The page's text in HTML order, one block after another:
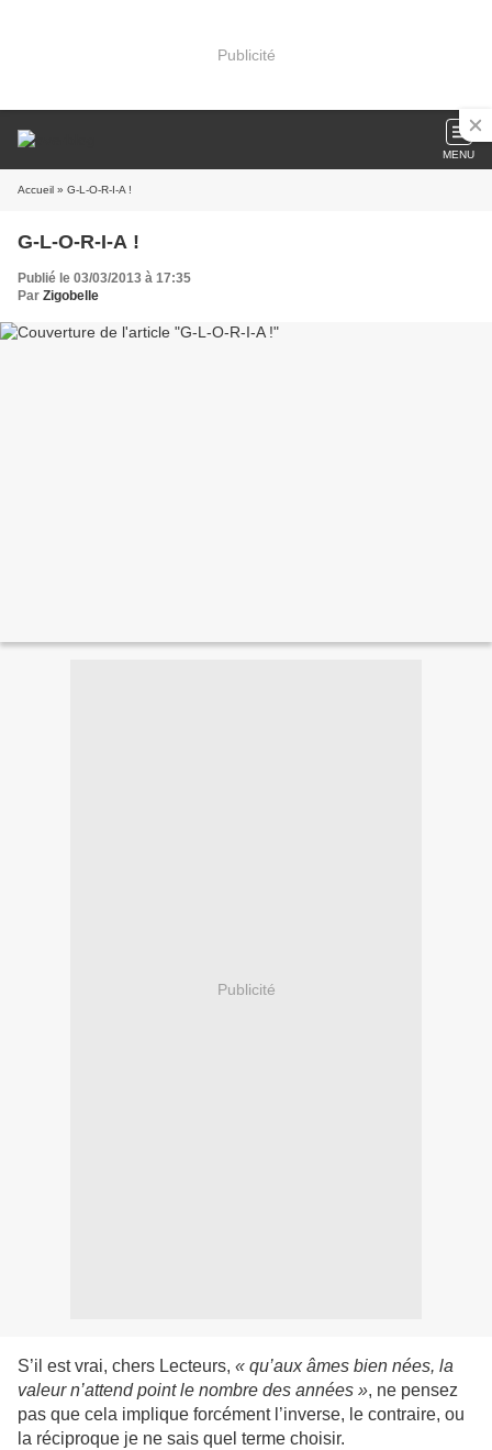
Publicité
MENU
Accueil » G-L-O-R-I-A !
G-L-O-R-I-A !
Publié le 03/03/2013 à 17:35
Par Zigobelle
Publicité
S’il est vrai, chers Lecteurs, « qu’aux âmes bien nées, la
valeur n’attend point le nombre des années », ne pensez
pas que cela implique forcément l’inverse, le contraire, ou
la réciproque je ne sais quel terme choisir.